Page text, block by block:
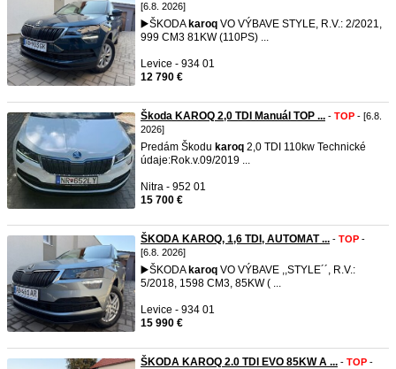
[6.8. 2026]
▶️ŠKODA karoq VO VÝBAVE STYLE, R.V.: 2/2021,
999 CM3 81KW (110PS) ...
Levice - 934 01
12 790 €
Škoda KAROQ 2,0 TDI Manuál TOP ... - TOP - [6.8.
2026]
Predám Škodu karoq 2,0 TDI 110kw Technické
údaje:Rok.v.09/2019 ...
Nitra - 952 01
15 700 €
ŠKODA KAROQ, 1,6 TDI, AUTOMAT ... - TOP -
[6.8. 2026]
▶️ŠKODA karoq VO VÝBAVE ,,STYLE´´, R.V.:
5/2018, 1598 CM3, 85KW ( ...
Levice - 934 01
15 990 €
ŠKODA KAROQ 2.0 TDI EVO 85KW A ... - TOP -